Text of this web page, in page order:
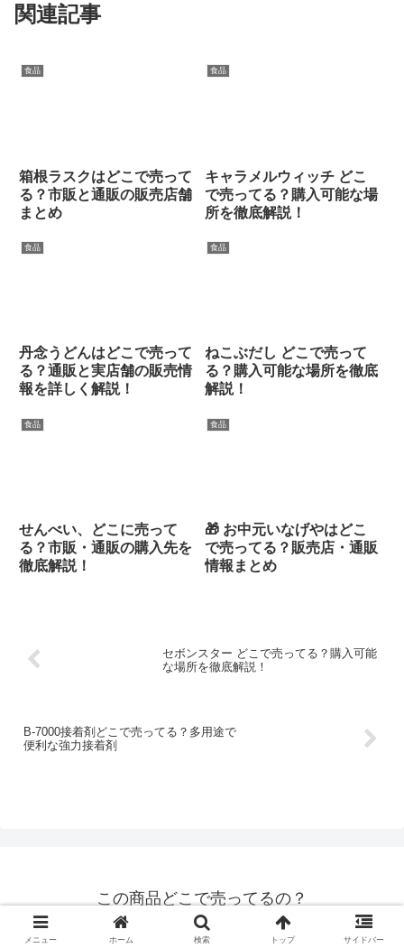
関連記事
食品
箱根ラスクはどこで売って
る？市販と通販の販売店舗
まとめ
食品
キャラメルウィッチ どこ
で売ってる？購入可能な場
所を徹底解説！
食品
丹念うどんはどこで売って
る？通販と実店舗の販売情
報を詳しく解説！
食品
ねこぶだし どこで売って
る？購入可能な場所を徹底
解説！
食品
せんべい、どこに売って
る？市販・通販の購入先を
徹底解説！
食品
🎁 お中元いなげやはどこ
で売ってる？販売店・通販
情報まとめ
セボンスター どこで売ってる？購入可能
な場所を徹底解説！
B-7000接着剤どこで売ってる？多用途で
便利な強力接着剤
この商品どこで売ってるの？
© 2020 この商品どこで売ってるの？.
メニュー ホーム 検索 トップ サイドバー